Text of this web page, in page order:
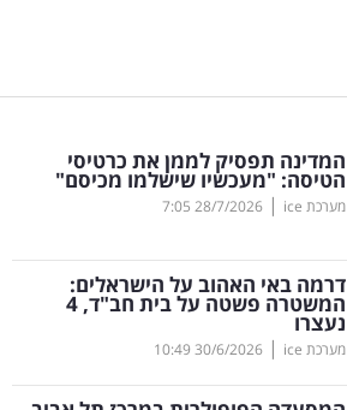
המדינה תפסיק לממן את כרטיסי
הטיסה: "מעכשיו שישלמו מכיסם"
מערכת ice |
28/7/2026
7:05
דרמה באי האהוב על הישראלים:
המשטרה פשטה על בית חב"ד, 4
נעצרו
מערכת ice |
30/6/2026
10:49